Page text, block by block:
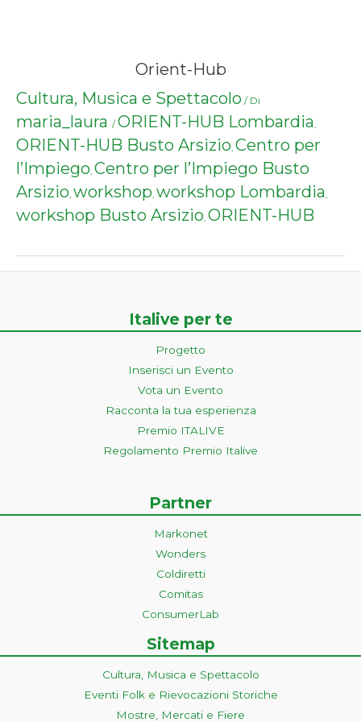
Orient-Hub
Cultura, Musica e Spettacolo / Di
maria_laura / ORIENT-HUB Lombardia,
ORIENT-HUB Busto Arsizio, Centro per
l’Impiego, Centro per l’Impiego Busto
Arsizio, workshop, workshop Lombardia,
workshop Busto Arsizio, ORIENT-HUB
Italive per te
Progetto
Inserisci un Evento
Vota un Evento
Racconta la tua esperienza
Premio ITALIVE
Regolamento Premio Italive
Partner
Markonet
Wonders
Coldiretti
Comitas
ConsumerLab
Sitemap
Cultura, Musica e Spettacolo
Eventi Folk e Rievocazioni Storiche
Mostre, Mercati e Fiere